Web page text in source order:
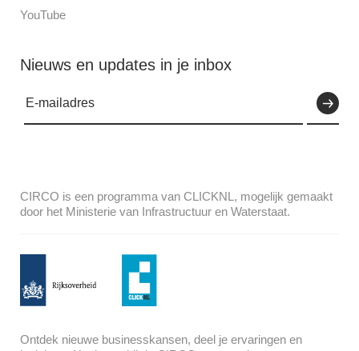
YouTube
Nieuws en updates in je inbox
CIRCO is een programma van CLICKNL, mogelijk gemaakt
door het Ministerie van Infrastructuur en Waterstaat.
Ontdek nieuwe businesskansen, deel je ervaringen en